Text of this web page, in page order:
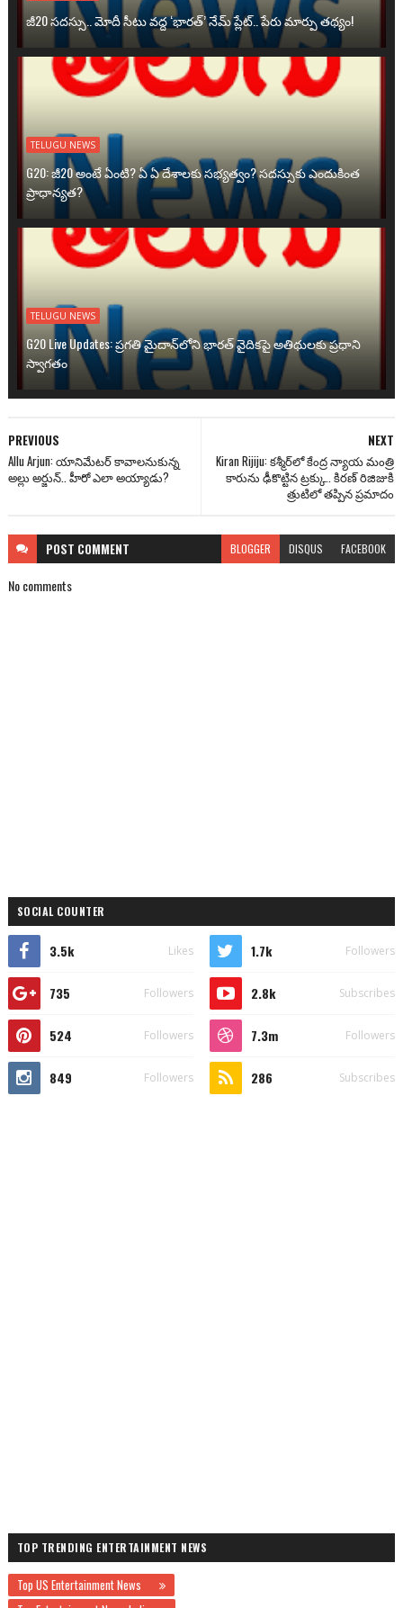
జీ20 సదస్సు.. మోదీ సీటు వద్ద ‘భారత్’ నేమ్ ప్లేట్‌.. పేరు మార్పు తథ్యం!
TELUGU NEWS
G20: జీ20 అంటే ఏంటి? ఏ ఏ దేశాలకు సభ్యత్వం? సదస్సుకు ఎందుకింత
ప్రాధాన్యత?
TELUGU NEWS
G20 Live Updates: ప్రగతి మైదాన్‌లోని భారత్ వైదికపై అతిథులకు ప్రధాని
స్వాగతం
NEXT
Kiran Rijiju: కశ్మీర్‌లో కేంద్ర న్యాయ మంత్రి
కారును ఢీకొట్టిన ట్రక్కు.. కిరణ్ రిజిజుకి
త్రుటిలో తప్పిన ప్రమాదం
PREVIOUS
Allu Arjun: యానిమేటర్ కావాలనుకున్న
అల్లు అర్జున్.. హీరో ఎలా అయ్యాడు?
POST COMMENT BLOGGER DISQUS FACEBOOK
No comments
SOCIAL COUNTER
3.5k Likes 1.7k Followers
735 Followers 2.8k Subscribes
524 Followers 7.3m Followers
849 Followers 286 Subscribes
TOP TRENDING ENTERTAINMENT NEWS
Top US Entertainment News